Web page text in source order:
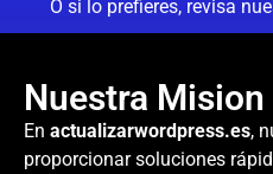
O si lo prefieres, revisa
Nuestra Mision
En actualizarwordpress.es,
proporcionar soluciones